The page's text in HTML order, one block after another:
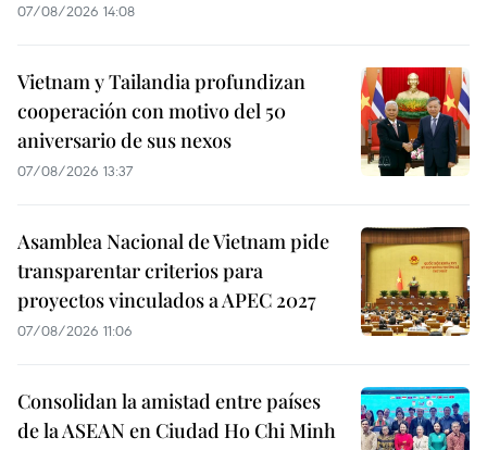
07/08/2026 14:08
Vietnam y Tailandia profundizan
cooperación con motivo del 50
aniversario de sus nexos
07/08/2026 13:37
Asamblea Nacional de Vietnam pide
transparentar criterios para
proyectos vinculados a APEC 2027
07/08/2026 11:06
Consolidan la amistad entre países
de la ASEAN en Ciudad Ho Chi Minh